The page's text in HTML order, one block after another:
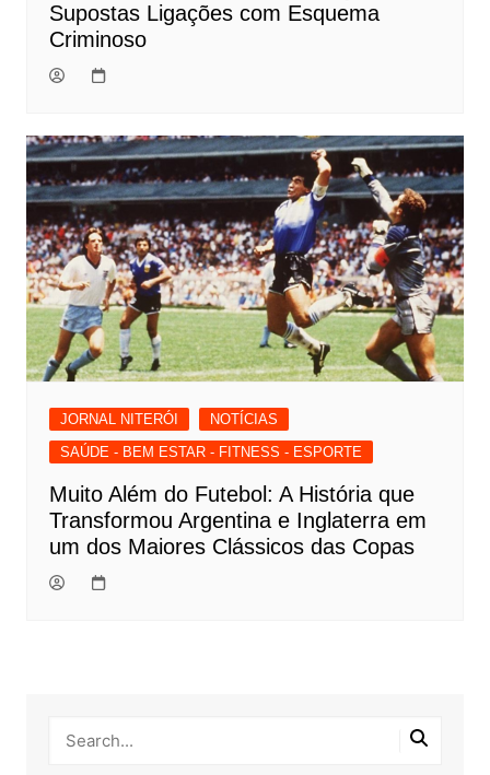
Supostas Ligações com Esquema
Criminoso
JORNAL NITERÓI
NOTÍCIAS
SAÚDE - BEM ESTAR - FITNESS - ESPORTE
Muito Além do Futebol: A História que
Transformou Argentina e Inglaterra em
um dos Maiores Clássicos das Copas